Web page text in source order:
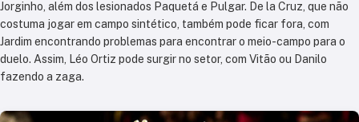
Jorginho, além dos lesionados Paquetá e Pulgar. De la Cruz, que não
costuma jogar em campo sintético, também pode ficar fora, com
Jardim encontrando problemas para encontrar o meio-campo para o
duelo. Assim, Léo Ortiz pode surgir no setor, com Vitão ou Danilo
fazendo a zaga.